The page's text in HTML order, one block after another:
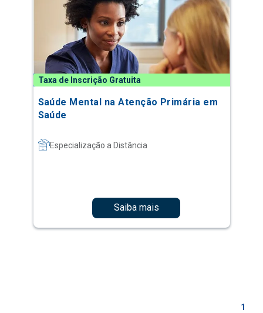
Taxa de Inscrição Gratuita
Saúde Mental na Atenção Primária em
Saúde
Especialização a Distância
Saiba mais
1